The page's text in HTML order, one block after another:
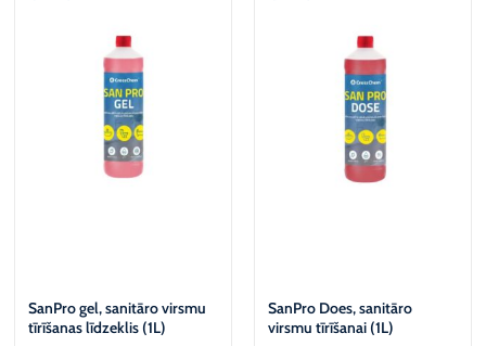
SanPro gel, sanitāro virsmu
tīrīšanas līdzeklis (1L)
SanPro Does, sanitāro
virsmu tīrīšanai (1L)